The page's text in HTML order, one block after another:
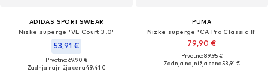
ADIDAS SPORTSWEAR
Nizke superge 'VL Court 3.0'
53,91 €
Prvotno: 69,90 €
Zadnja najnižja cena49,41 €
PUMA
Nizke superge 'CA Pro Classic II'
79,90 €
Prvotno: 89,95 €
Zadnja najnižja cena53,91 €